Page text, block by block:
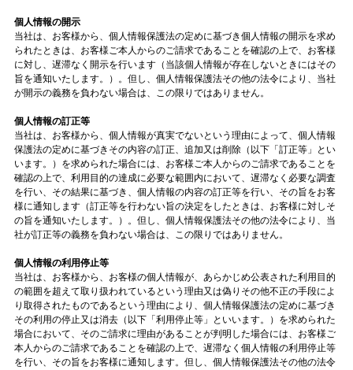
個人情報の開示
当社は、お客様から、個人情報保護法の定めに基づき個人情報の開示を求め
られたときは、お客様ご本人からのご請求であることを確認の上で、お客様
に対し、遅滞なく開示を行います（当該個人情報が存在しないときにはその
旨を通知いたします。）。但し、個人情報保護法その他の法令により、当社
が開示の義務を負わない場合は、この限りではありません。
個人情報の訂正等
当社は、お客様から、個人情報が真実でないという理由によって、個人情報
保護法の定めに基づきその内容の訂正、追加又は削除（以下「訂正等」とい
います。）を求められた場合には、お客様ご本人からのご請求であることを
確認の上で、利用目的の達成に必要な範囲内において、遅滞なく必要な調査
を行い、その結果に基づき、個人情報の内容の訂正等を行い、その旨をお客
様に通知します（訂正等を行わない旨の決定をしたときは、お客様に対しそ
の旨を通知いたします。）。但し、個人情報保護法その他の法令により、当
社が訂正等の義務を負わない場合は、この限りではありません。
個人情報の利用停止等
当社は、お客様から、お客様の個人情報が、あらかじめ公表された利用目的
の範囲を超えて取り扱われているという理由又は偽りその他不正の手段によ
り取得されたものであるという理由により、個人情報保護法の定めに基づき
その利用の停止又は消去（以下「利用停止等」といいます。）を求められた
場合において、そのご請求に理由があることが判明した場合には、お客様ご
本人からのご請求であることを確認の上で、遅滞なく個人情報の利用停止等
を行い、その旨をお客様に通知します。但し、個人情報保護法その他の法令